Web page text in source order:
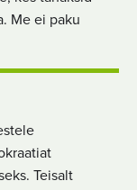
Me ei paku
Teisalt